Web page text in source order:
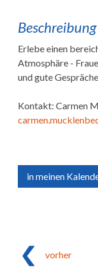
Beschreibung
Erlebe einen
Atmosphäre -
und gute
Kontakt: Carmen
in meinen
vorher